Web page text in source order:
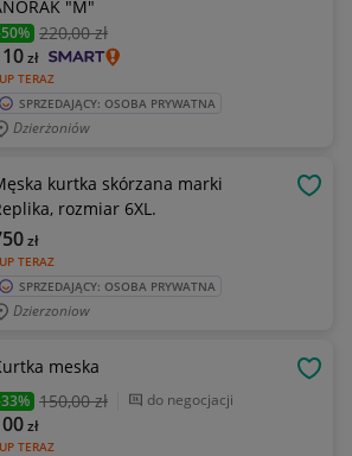
"M"
220,00 zł
TERAZ
zł
SPRZEDAJĄCY: OSOBA PRYWATNA
Dzierżoniów
kurtka skórzana marki
rozmiar 6XL.
TERAZ
zł
SPRZEDAJĄCY: OSOBA PRYWATNA
Dzierzoniow
meska
150,00 zł do negocjacji
TERAZ
zł